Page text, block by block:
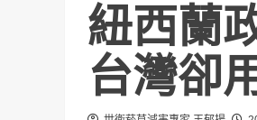
紐西蘭
台灣卻